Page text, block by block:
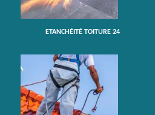
ETANCHÉITÉ TOITURE 24